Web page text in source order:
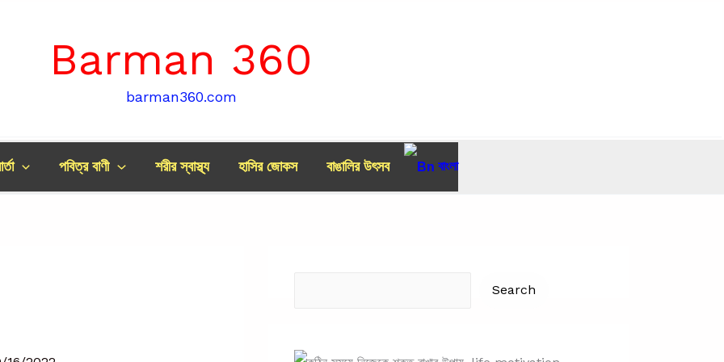
Barman 360
barman360.com
পবিত্র বাণী শরীর স্বাস্থ্য হাসির জোকস বাঙালির উৎসব বাংলা
Search